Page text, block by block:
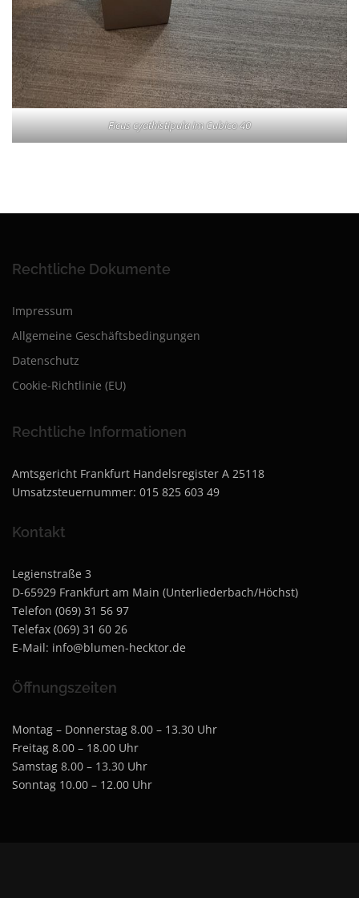
Ficus cyathistipula im Cubico 40
Rechtliche Dokumente
Impressum
Allgemeine Geschäftsbedingungen
Datenschutz
Cookie-Richtlinie (EU)
Rechtliche Informationen
Amtsgericht Frankfurt Handelsregister A 25118
Umsatzsteuernummer: 015 825 603 49
Kontakt
Legienstraße 3
D-65929 Frankfurt am Main (Unterliederbach/Höchst)
Telefon (069) 31 56 97
Telefax (069) 31 60 26
E-Mail: info@blumen-hecktor.de
Öffnungszeiten
Montag – Donnerstag 8.00 – 13.30 Uhr
Freitag 8.00 – 18.00 Uhr
Samstag 8.00 – 13.30 Uhr
Sonntag 10.00 – 12.00 Uhr